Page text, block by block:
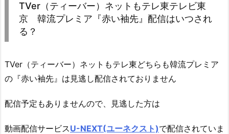
TVer（ティーバー）ネットもテレ東テレビ東
京 韓流プレミア『赤い袖先』配信はいつされ
る？
TVer（ティーバー）ネットもテレ東どちらも韓流プレミア
の『赤い袖先』は見逃し配信されておりません
配信予定もありませんので、見逃した方は
動画配信サービスU-NEXT(ユーネクスト)で配信されていま